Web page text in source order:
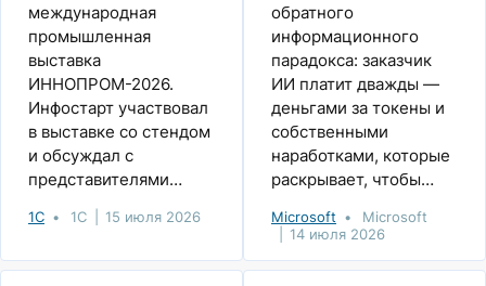
международная
промышленная
выставка
ИННОПРОМ-2026.
Инфостарт участвовал
в выставке со стендом
и обсуждал с
представителями
промышленных
предприятий развитие
1С 1С 15 июля 2026
обратного
информационного
парадокса: заказчик
ИИ платит дважды —
деньгами за токены и
собственными
наработками, которые
раскрывает, чтобы
точнее. Поставщики
«выхлопе» —
Microsoft
Microsoft
14 июля 2026